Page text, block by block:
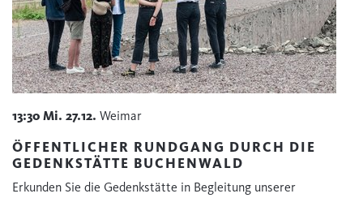
13:30 Mi. 27.12. Weimar
ÖFFENTLICHER RUNDGANG DURCH DIE
GEDENKSTÄTTE BUCHENWALD
Erkunden Sie die Gedenkstätte in Begleitung unserer